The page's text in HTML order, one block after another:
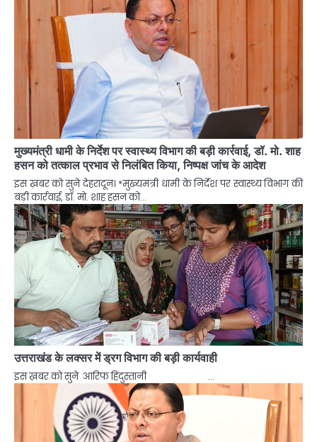
मुख्यमंत्री धामी के निर्देश पर स्वास्थ्य विभाग की बड़ी कार्रवाई, डॉ. मो. शाह
हसन को तत्काल प्रभाव से निलंबित किया, निष्पक्ष जांच के आदेश
इस ख़बर को सुने देहरादून। *मुख्यमंत्री धामी के निर्देश पर स्वास्थ्य विभाग की
बड़ी कार्रवाई, डॉ. मो. शाह हसन को…
उत्तराखंड के लक्सर में ड्रग विभाग की बड़ी कार्यवाही
इस ख़बर को सुने आरिफ हिंदुस्तानी …